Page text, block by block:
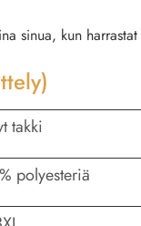
sinua, kun
takki
polyesteriä